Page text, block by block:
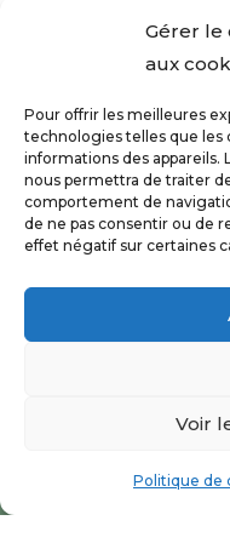
Gérer le
aux
Pour offrir les meilleures
technologies telles que les
informations des appareils.
nous permettra de traiter
comportement de
de ne pas consentir ou de
effet négatif sur certaines
Voir
Politique de